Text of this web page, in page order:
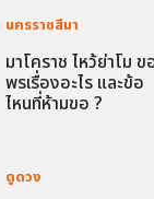
นครราชสีมา
มาโคราช ไหว้ย่าโม ข
พรเรื่องอะไร และข้อ
ไหนที่ห้ามขอ ?
ดูดวง